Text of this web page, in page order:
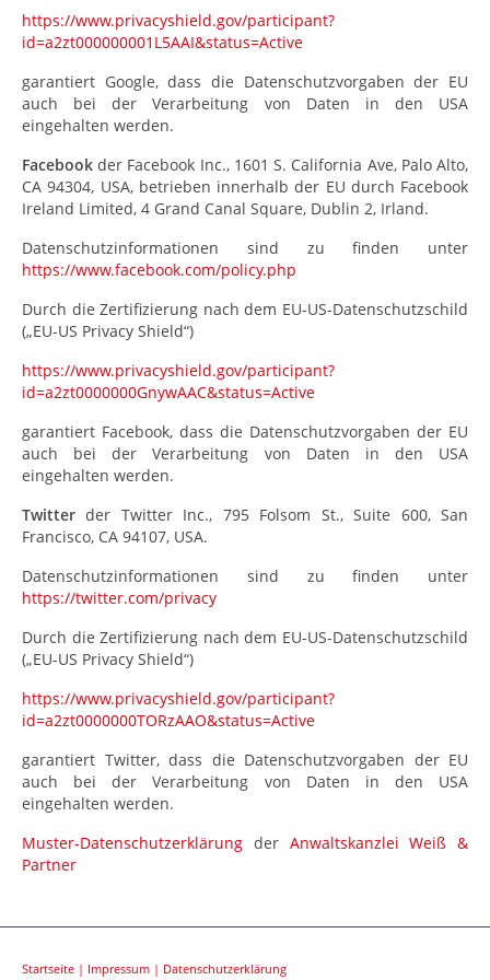
https://www.privacyshield.gov/participant?
id=a2zt000000001L5AAI&status=Active
garantiert Google, dass die Datenschutzvorgaben der EU
auch bei der Verarbeitung von Daten in den USA
eingehalten werden.
Facebook der Facebook Inc., 1601 S. California Ave, Palo Alto,
CA 94304, USA, betrieben innerhalb der EU durch Facebook
Ireland Limited, 4 Grand Canal Square, Dublin 2, Irland.
Datenschutzinformationen sind zu finden unter
https://www.facebook.com/policy.php
Durch die Zertifizierung nach dem EU-US-Datenschutzschild
(„EU-US Privacy Shield“)
https://www.privacyshield.gov/participant?
id=a2zt0000000GnywAAC&status=Active
garantiert Facebook, dass die Datenschutzvorgaben der EU
auch bei der Verarbeitung von Daten in den USA
eingehalten werden.
Twitter der Twitter Inc., 795 Folsom St., Suite 600, San
Francisco, CA 94107, USA.
Datenschutzinformationen sind zu finden unter
https://twitter.com/privacy
Durch die Zertifizierung nach dem EU-US-Datenschutzschild
(„EU-US Privacy Shield“)
https://www.privacyshield.gov/participant?
id=a2zt0000000TORzAAO&status=Active
garantiert Twitter, dass die Datenschutzvorgaben der EU
auch bei der Verarbeitung von Daten in den USA
eingehalten werden.
Muster-Datenschutzerklärung der Anwaltskanzlei Weiß &
Partner
Startseite | Impressum | Datenschutzerklärung